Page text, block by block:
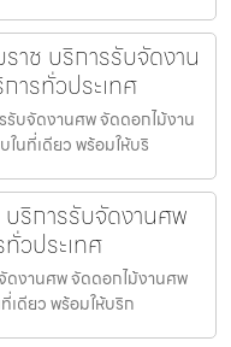
าช บริการรับจัดงาน
ารทั่วประเทศ
บจัดงานศพ จัดดอกไม้งาน
นที่เดียว พร้อมให้บริ
บริการรับจัดงานศพ
วประเทศ
ดงานศพ จัดดอกไม้งานศพ
เดียว พร้อมให้บริก